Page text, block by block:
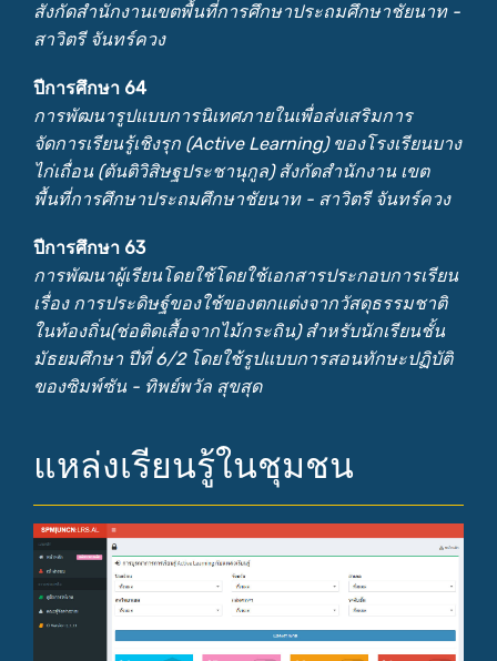
สังกัดสำนักงานเขตพื้นที่การศึกษาประถมศึกษาชัยนาท -
สาวิตรี จันทร์ควง
ปีการศึกษา 64
การพัฒนารูปแบบการนิเทศภายในเพื่อส่งเสริมการ
จัดการเรียนรู้เชิงรุก (Active Learning) ของโรงเรียนบาง
ไก่เถื่อน (ตันติวิสิษฐประชานุกูล) สังกัดสำนักงาน เขต
พื้นที่การศึกษาประถมศึกษาชัยนาท - สาวิตรี จันทร์ควง
ปีการศึกษา 63
การพัฒนาผู้เรียนโดยใช้โดยใช้เอกสารประกอบการเรียน
เรื่อง การประดิษฐ์ของใช้ของตกแต่งจากวัสดุธรรมชาติ
ในท้องถิ่น(ช่อติดเสื้อจากไม้กระถิน) สำหรับนักเรียนชั้น
มัธยมศึกษา ปีที่ 6/2 โดยใช้รูปแบบการสอนทักษะปฏิบัติ
ของซิมพ์ซัน - ทิพย์พวัล สุขสุด
แหล่งเรียนรู้ในชุมชน